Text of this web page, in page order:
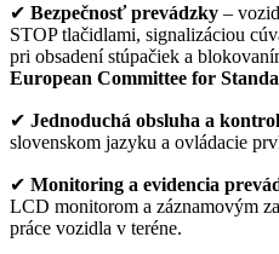
✔ Bezpečnosť prevádzky –
STOP tlačidlami, signalizáciou
pri obsadení stúpačiek a
European Committee for
✔ Jednoduchá obsluha a
slovenskom jazyku a ovládacie
✔ Monitoring a evidencia
LCD monitorom a záznamovým
práce vozidla v teréne.